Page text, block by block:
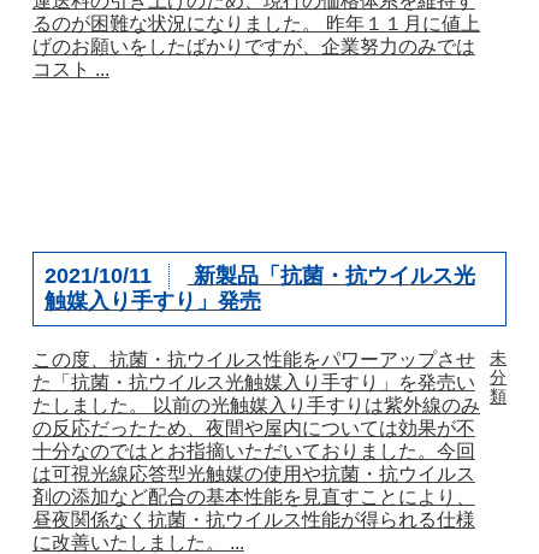
るのが困難な状況になりました。 昨年１１月に値上
げのお願いをしたばかりですが、企業努力のみでは
コスト ...
2021/10/11
新製品「抗菌・抗ウイルス光
触媒入り手すり」発売
この度、抗菌・抗ウイルス性能をパワーアップさせ
た「抗菌・抗ウイルス光触媒入り手すり」を発売い
たしました。 以前の光触媒入り手すりは紫外線のみ
の反応だったため、夜間や屋内については効果が不
十分なのではとお指摘いただいておりました。今回
は可視光線応答型光触媒の使用や抗菌・抗ウイルス
剤の添加など配合の基本性能を見直すことにより、
昼夜関係なく抗菌・抗ウイルス性能が得られる仕様
に改善いたしました。 ...
未
分
類